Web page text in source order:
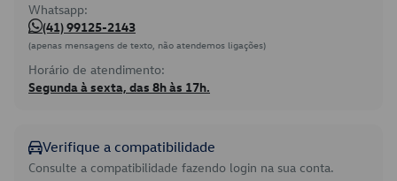
Whatsapp:
(41) 99125-2143
(apenas mensagens de texto, não atendemos ligações)
Horário de atendimento:
Segunda à sexta, das 8h às 17h.
Verifique a compatibilidade
Consulte a compatibilidade fazendo login na sua conta.